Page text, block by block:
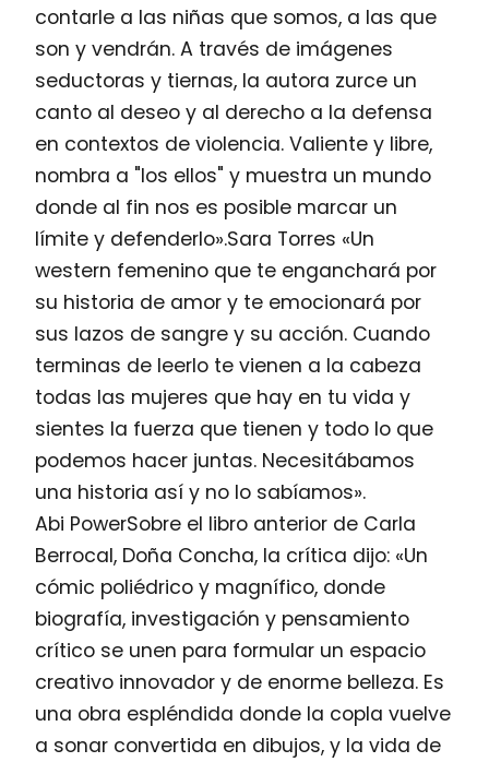
contarle a las niñas que somos, a las que
son y vendrán. A través de imágenes
seductoras y tiernas, la autora zurce un
canto al deseo y al derecho a la defensa
en contextos de violencia. Valiente y libre,
nombra a "los ellos" y muestra un mundo
donde al fin nos es posible marcar un
límite y defenderlo».Sara Torres «Un
western femenino que te enganchará por
su historia de amor y te emocionará por
sus lazos de sangre y su acción. Cuando
terminas de leerlo te vienen a la cabeza
todas las mujeres que hay en tu vida y
sientes la fuerza que tienen y todo lo que
podemos hacer juntas. Necesitábamos
una historia así y no lo sabíamos».
Abi PowerSobre el libro anterior de Carla
Berrocal, Doña Concha, la crítica dijo: «Un
cómic poliédrico y magnífico, donde
biografía, investigación y pensamiento
crítico se unen para formular un espacio
creativo innovador y de enorme belleza. Es
una obra espléndida donde la copla vuelve
a sonar convertida en dibujos, y la vida de